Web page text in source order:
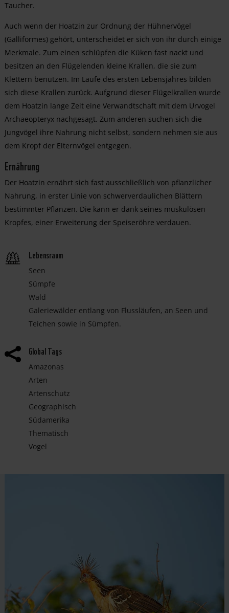
Taucher.
Auch wenn der Hoatzin zur Ordnung der Hühnervögel
(Galliformes) gehört, unterscheidet er sich von ihr durch einige
Merkmale. Zum einen schlüpfen die Küken fast nackt und
besitzen an den Flügelenden kleine Krallen, die sie zum
Klettern benutzen. Im Laufe des ersten Lebensjahres bilden
sich diese Krallen zurück. Aufgrund dieser Flügelkrallen wurde
dem Hoatzin lange Zeit eine Verwandtschaft mit dem Urvogel
Archaeopteryx nachgesagt. Zum anderen suchen sich die
Jungvögel ihre Nahrung nicht selbst, sondern nehmen sie aus
dem Kropf der Elternvögel entgegen.
Ernährung
Der Hoatzin ernährt sich fast ausschließlich von pflanzlicher
Nahrung, in erster Linie von schwerverdaulichen Blättern
bestimmter Pflanzen. Die kann er dank seines muskulösen
Kropfes, einer Erweiterung der Speiseröhre verdauen.
Lebensraum
Seen
Sümpfe
Wald
Galeriewälder entlang von Flussläufen, an Seen und
Teichen sowie in Sümpfen.
 Global Tags
Amazonas
Arten
Artenschutz
Geographisch
Südamerika
Thematisch
Vogel